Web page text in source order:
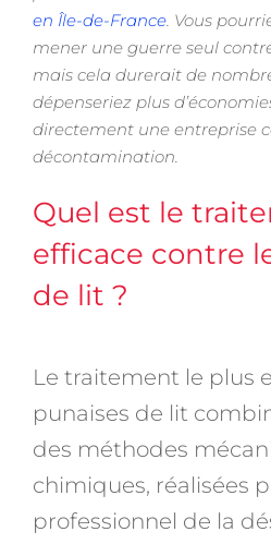
en Île-de-France . Vous
mener une guerre seul
mais cela durerait de
dépenseriez plus
directement une entreprise
décontamination.
Quel est le
efficace contre
de lit ?
Le traitement le plus
punaises de lit
des méthodes
chimiques, réalisées
professionnel de la